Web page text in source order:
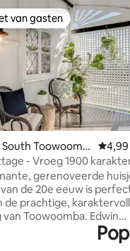
van gasten
van gasten
South Toowoomb
4,99
- Vroeg 1900
gerenoveerde
de 20e eeuw is
de prachtige,
Toowoomba. Edwin
in 1925 naar deze locatie
is gevuld met